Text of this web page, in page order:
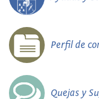
Perfil de
Quejas y